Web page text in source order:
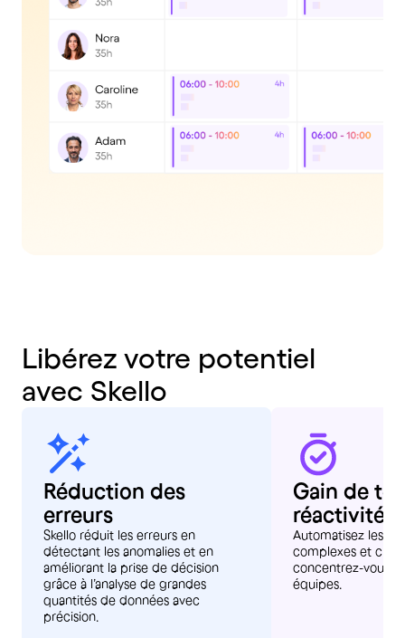
Libérez votre potentiel
avec Skello
Réduction des
erreurs
Skello réduit les erreurs en
détectant les anomalies et en
améliorant la prise de décision
grâce à l’analyse de grandes
quantités de données avec
précision.
Gain de
réactivité
Automatisez les
complexes et
concentrez-vous
équipes.